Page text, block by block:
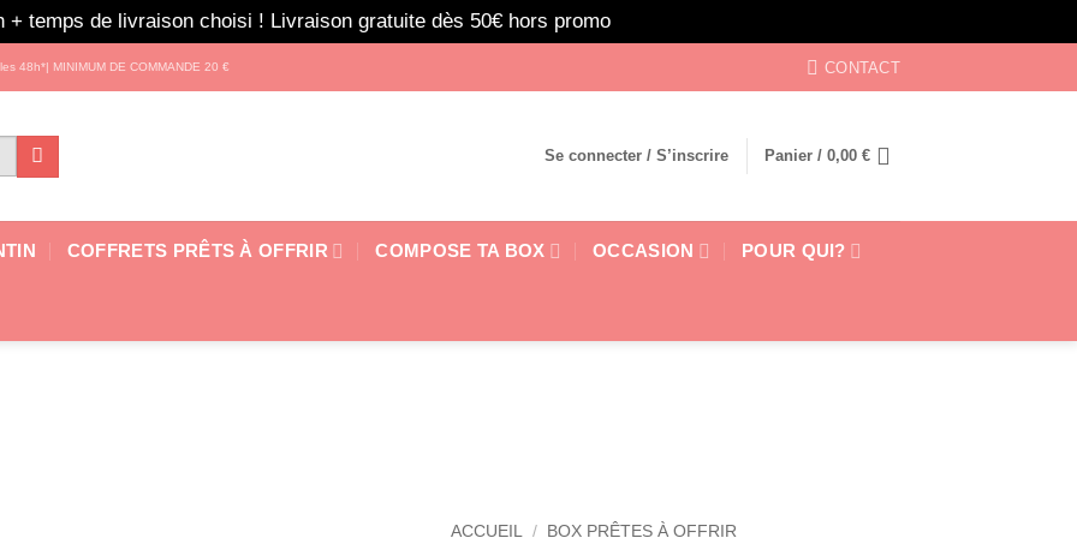
+ temps de livraison choisi ! Livraison gratuite dès 50€ hors promo
48h*| MINIMUM DE COMMANDE 20 € CONTACT
Se connecter / S’inscrire Panier / 0,00 €
COFFRETS PRÊTS À OFFRIR COMPOSE TA BOX OCCASION POUR QUI?
ACCUEIL / BOX PRÊTES À OFFRIR